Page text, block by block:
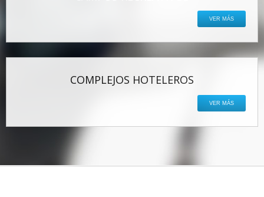
VER MÁS
COMPLEJOS HOTELEROS
VER MÁS